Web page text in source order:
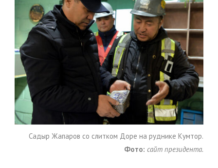
Садыр Жапаров со слитком Доре на руднике Кумтор.
Фото: сайт президента.